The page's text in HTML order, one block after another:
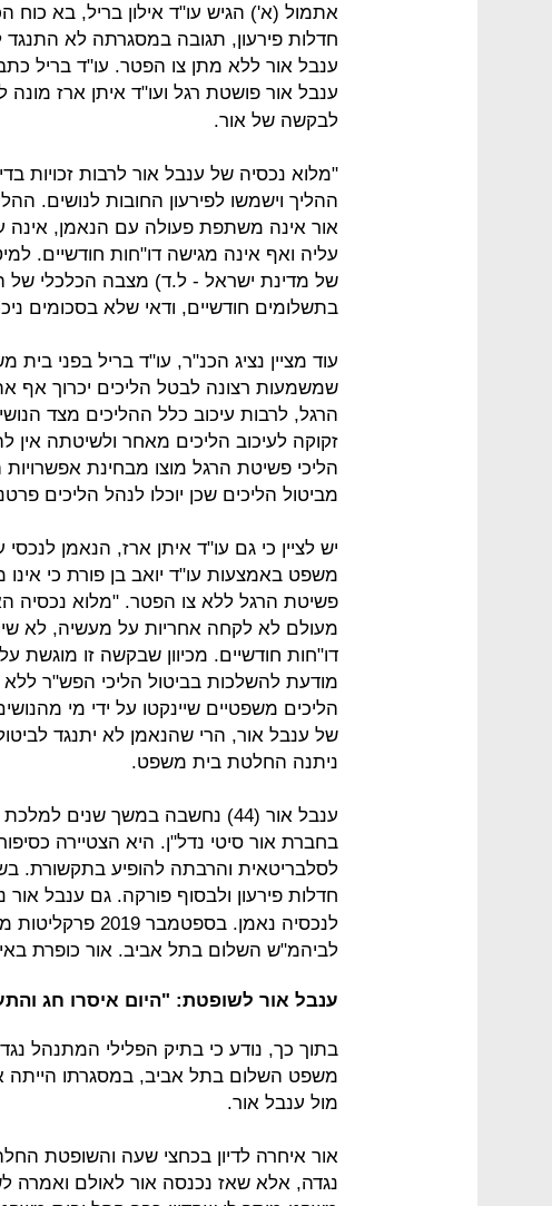
אתמול (א') הגיש עו"ד אילון בריל, בא
חדלות פירעון, תגובה במסגרתה לא התנגד
ענבל אור פושטת רגל ועו"ד איתן ארז מונה
לבקשה של אור.
"מלוא נכסיה של ענבל אור לרבות זכויות
ההליך וישמשו לפירעון החובות לנושים.
אור אינה משתפת פעולה עם הנאמן, אינה
עליה ואף אינה מגישה דו"חות חודשיים.
של מדינת ישראל - ל.ד) מצבה הכלכלי של
בתשלומים חודשיים, ודאי שלא בסכומים
עוד מציין נציג הכנ"ר, עו"ד בריל בפני
שמשמעות רצונה לבטל הליכים יכרוך אף
הרגל, לרבות עיכוב כלל ההליכים מצד
זקוקה לעיכוב הליכים מאחר ולשיטתה אין
הליכי פשיטת הרגל מוצו מבחינת אפשרויות
מביטול הליכים שכן יוכלו לנהל הליכים
יש לציין כי גם עו"ד איתן ארז, הנאמן
משפט באמצעות עו"ד יואב בן פורת כי
פשיטת הרגל ללא צו הפטר. "מלוא נכסיה
מעולם לא לקחה אחריות על מעשיה, לא
דו"חות חודשיים. מכיוון שבקשה זו מוגשת
מודעת להשלכות בביטול הליכי הפש"ר
הליכים משפטיים שיינקטו על ידי מי
של ענבל אור, הרי שהנאמן לא יתנגד
ניתנה החלטת בית משפט.
ענבל אור (44) נחשבה במשך שנים
בחברת אור סיטי נדל"ן. היא הצטיירה
חדלות פירעון ולבסוף פורקה. גם ענבל אור
לנכסיה נאמן.
לביהמ"ש השלום בתל אביב. אור כופרת
ענבל אור לשופטת: "היום איסרו חג
בתוך כך, נודע כי בתיק הפלילי המתנהל
משפט השלום בתל אביב, במסגרתו
מול ענבל אור.
אור איחרה לדיון בכחצי שעה והשופטת
נגדה, אלא שאז נכנסה אור לאולם ואמרה